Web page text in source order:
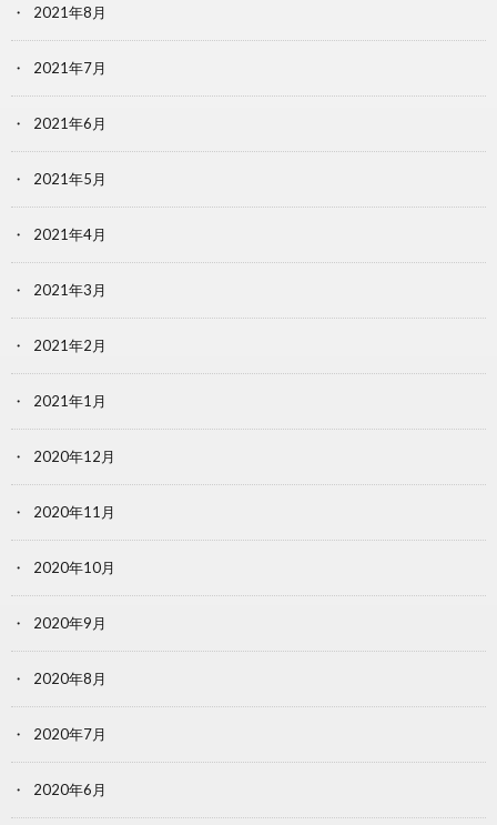
2021年8月
2021年7月
2021年6月
2021年5月
2021年4月
2021年3月
2021年2月
2021年1月
2020年12月
2020年11月
2020年10月
2020年9月
2020年8月
2020年7月
2020年6月